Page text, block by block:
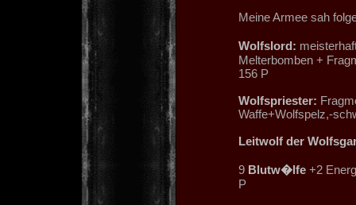
Meine Armee sah
Wolfslord:
Melterbomben +
156 P
Wolfspriester:
Waffe+Wolfspelz,-
Leitwolf der
9 Blutw�lfe+2
P